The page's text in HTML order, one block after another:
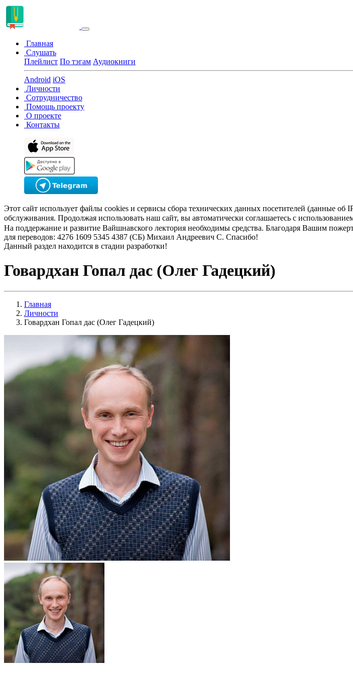
Главная
Слушать
Плейлист По тэгам Аудиокниги
Android iOS
Личности
Сотрудничество
Помощь проекту
О проекте
Контакты
Этот сайт использует файлы cookies и сервисы сбора технических данных посетителей (данные об
обслуживания. Продолжая использовать наш сайт, вы автоматически соглашаетесь с
На поддержание и развитие Вайшнавского лектория необходимы средства. Благодаря Вашим
для переводов: 4276 1609 5345 4387 (СБ) Михаил Андреевич С. Спасибо!
Данный раздел находится в стадии разработки!
Говардхан Гопал дас (Олег Гадецкий)
Главная
Личности
Говардхан Гопал дас (Олег Гадецкий)